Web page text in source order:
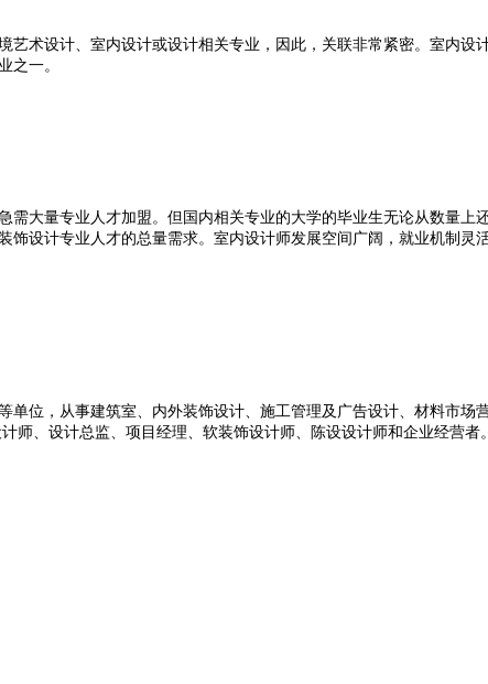
艺术设计、室内设计或设计相关专业，因此，关联非常紧密。室内
之一。
需大量专业人才加盟。但国内相关专业的大学的毕业生无论从数量
饰设计专业人才的总量需求。室内设计师发展空间广阔，就业机制
位，从事建筑室、内外装饰设计、施工管理及广告设计、材料市
师、设计总监、项目经理、软装饰设计师、陈设设计师和企业经营者。